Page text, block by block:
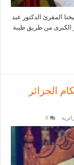
المطهرة شيخنا المقرئ الدكتور عبد
الكبرى من طريق طيبة
الجزائر
0